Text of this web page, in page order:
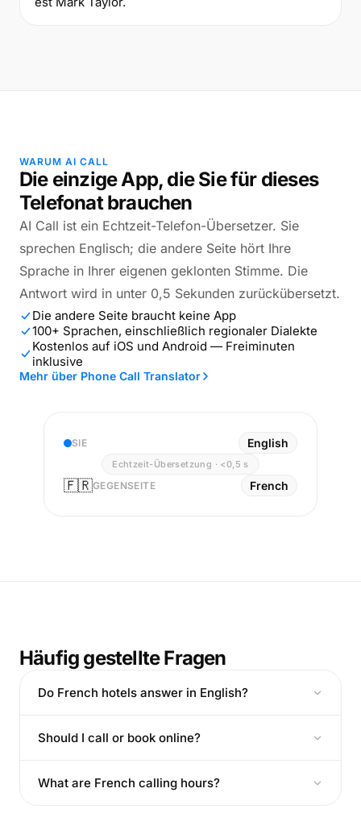
WARUM AI CALL
Die einzige App, die Sie für dieses
Telefonat brauchen
AI Call ist ein Echtzeit-Telefon-Übersetzer. Sie
sprechen Englisch; die andere Seite hört Ihre
Sprache in Ihrer eigenen geklonten Stimme. Die
Antwort wird in unter 0,5 Sekunden zurückübersetzt.
Die andere Seite braucht keine App
100+ Sprachen, einschließlich regionaler Dialekte
Kostenlos auf iOS und Android — Freiminuten
inklusive
Mehr über Phone Call Translator
SIE English
Echtzeit-Übersetzung · <0,5 s
🇫🇷GEGENSEITE French
Häufig gestellte Fragen
Do French hotels answer in English?
Should I call or book online?
What are French calling hours?